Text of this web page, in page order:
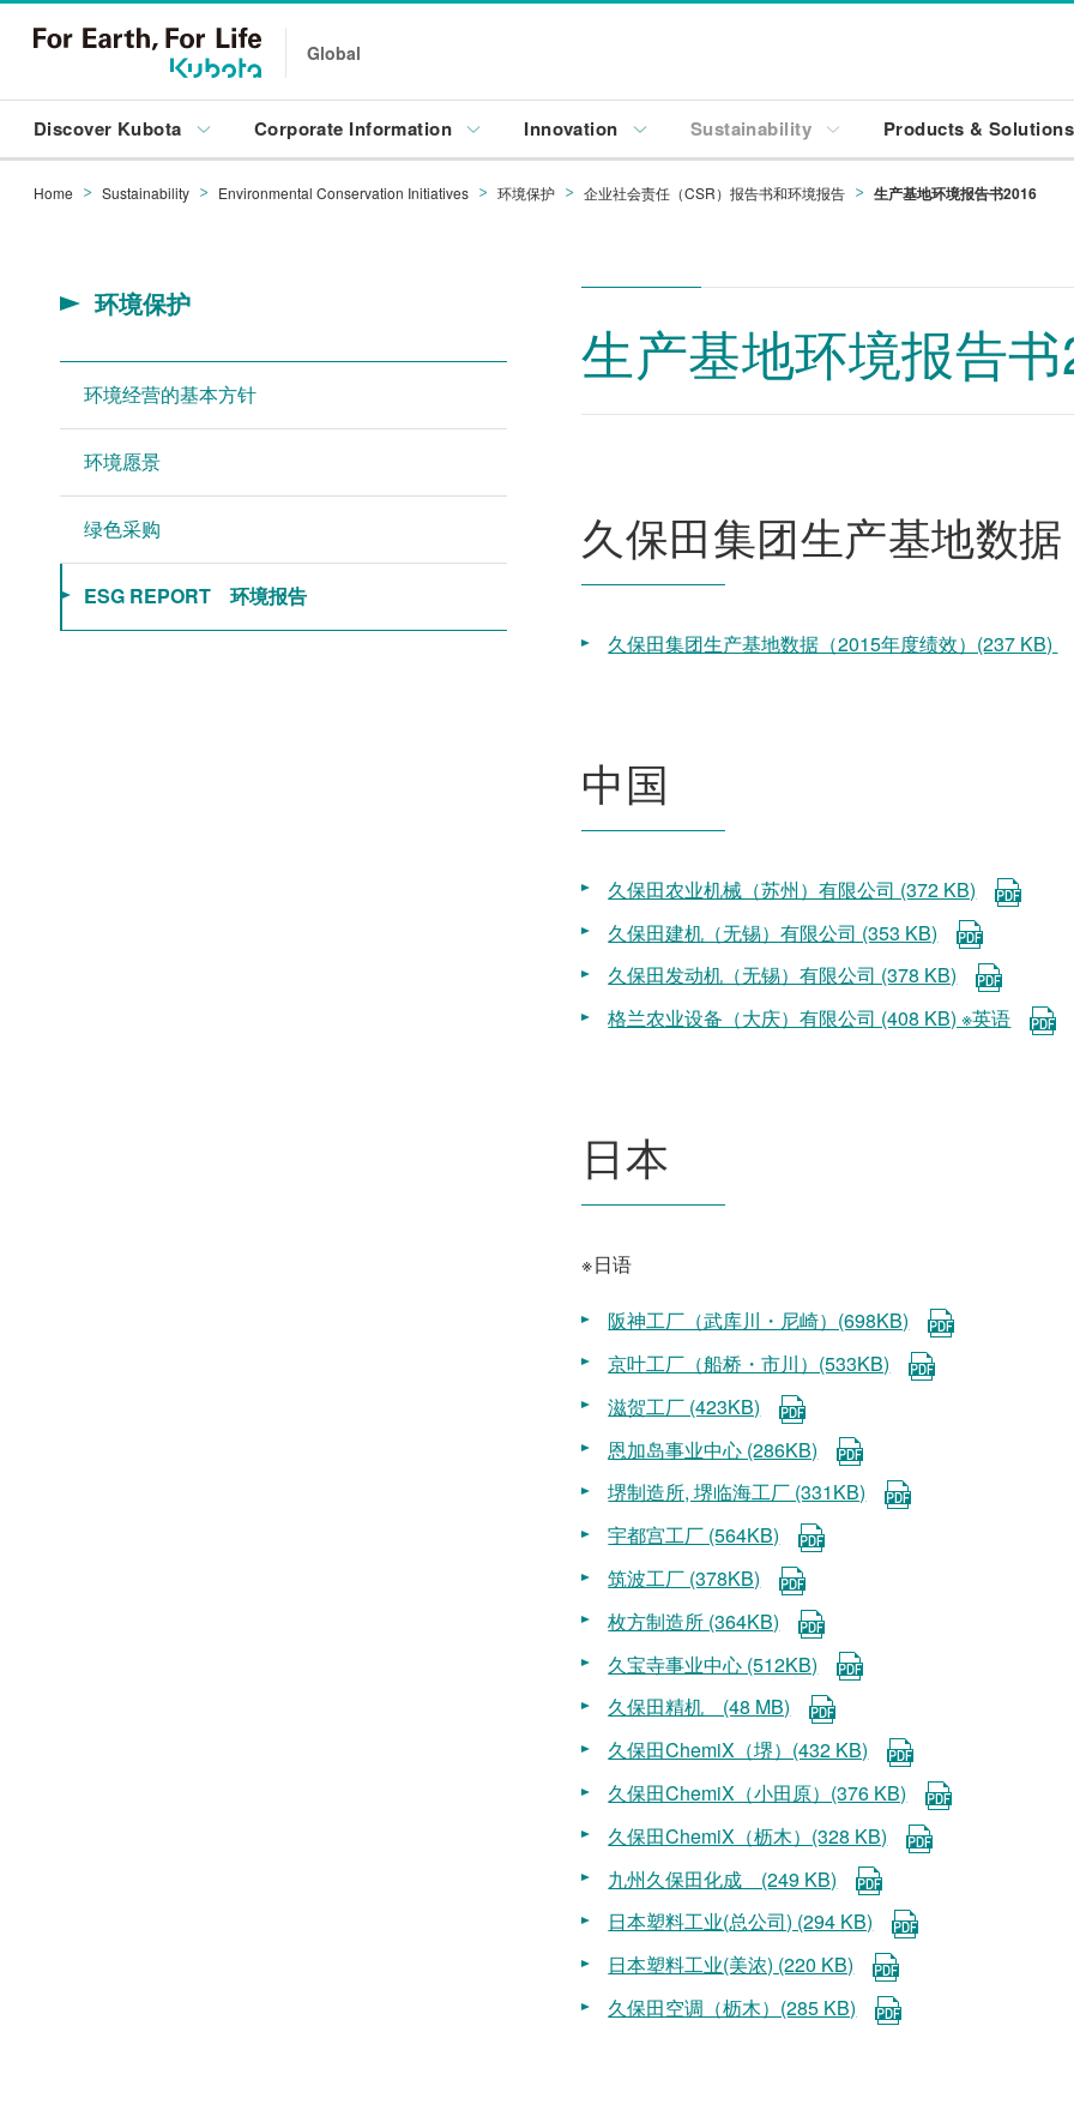
Global
Discover Kubota Corporate Information Innovation Sustainability Products & Solutions
Home Sustainability Environmental Conservation Initiatives 环境保护 企业社会责任（CSR）报告书和环境报告 生产基地环境报告书2016
生产基地环境报告
久保田集团生产基地数据
久保田集团生产基地数据（2015年度绩效）(237 KB)
中国
久保田农业机械（苏州）有限公司 (372 KB)
久保田建机（无锡）有限公司 (353 KB)
久保田发动机（无锡）有限公司 (378 KB)
格兰农业设备（大庆）有限公司 (408 KB) ※英语
日本
※日语
阪神工厂（武库川・尼崎）(698KB)
京叶工厂（船桥・市川）(533KB)
滋贺工厂 (423KB)
恩加岛事业中心 (286KB)
堺制造所, 堺临海工厂 (331KB)
宇都宫工厂 (564KB)
筑波工厂 (378KB)
枚方制造所 (364KB)
久宝寺事业中心 (512KB)
久保田精机 (48 MB)
久保田ChemiX（堺）(432 KB)
久保田ChemiX（小田原）(376 KB)
久保田ChemiX（枥木）(328 KB)
九州久保田化成 (249 KB)
日本塑料工业(总公司) (294 KB)
日本塑料工业(美浓) (220 KB)
久保田空调（枥木）(285 KB)
环境保护
环境经营的基本方针
环境愿景
绿色采购
ESG REPORT 环境报告